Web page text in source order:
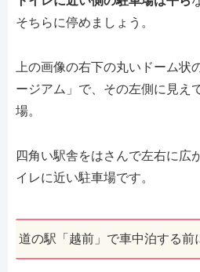
そちらに停めましょう。
上の画像の右下の丸いドーム状
ージアム」で、その左側に見え
場。
四角い駅舎をはさんで左右に広
イレに近い駐車場です。
道の駅「越前」で車中泊する前